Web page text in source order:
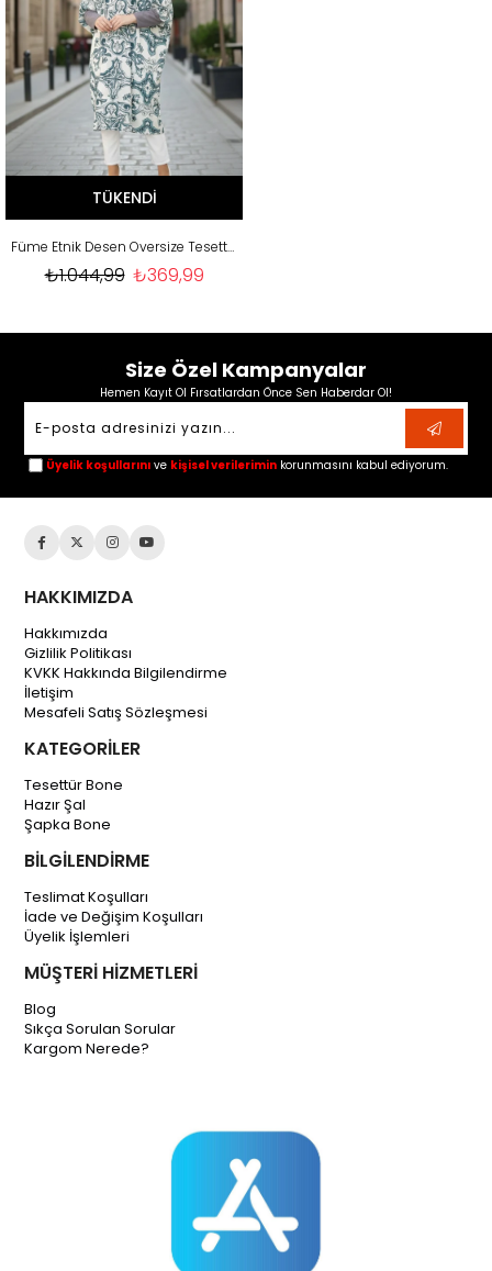
TÜKENDI
Füme Etnik Desen Oversize Tesettür Tunik
₺369,99
₺1.044,99
Size Özel Kampanyalar
Hemen Kayıt Ol Fırsatlardan Önce Sen Haberdar Ol!
Üyelik koşullarını ve kişisel verilerimin korunmasını kabul ediyorum.
HAKKIMIZDA
Hakkımızda
Gizlilik Politikası
KVKK Hakkında Bilgilendirme
İletişim
Mesafeli Satış Sözleşmesi
KATEGORİLER
Tesettür Bone
Hazır Şal
Şapka Bone
BİLGİLENDİRME
Teslimat Koşulları
İade ve Değişim Koşulları
Üyelik İşlemleri
MÜŞTERİ HİZMETLERİ
Blog
Sıkça Sorulan Sorular
Kargom Nerede?